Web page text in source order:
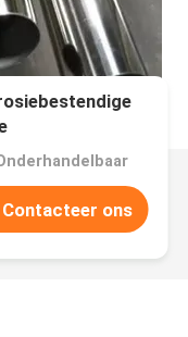
Contacteer ons